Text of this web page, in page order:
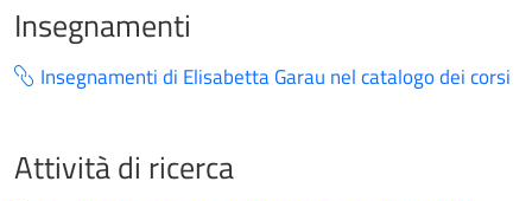
Insegnamenti
Insegnamenti di Elisabetta Garau nel catalogo dei corsi
Attività di ricerca